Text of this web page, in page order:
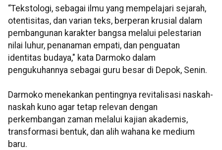
“Tekstologi, sebagai ilmu yang mempelajari sejarah,
otentisitas, dan varian teks, berperan krusial dalam
pembangunan karakter bangsa melalui pelestarian
nilai luhur, penanaman empati, dan penguatan
identitas budaya," kata Darmoko dalam
pengukuhannya sebagai guru besar di Depok, Senin.
Darmoko menekankan pentingnya revitalisasi naskah-
naskah kuno agar tetap relevan dengan
perkembangan zaman melalui kajian akademis,
transformasi bentuk, dan alih wahana ke medium
baru.